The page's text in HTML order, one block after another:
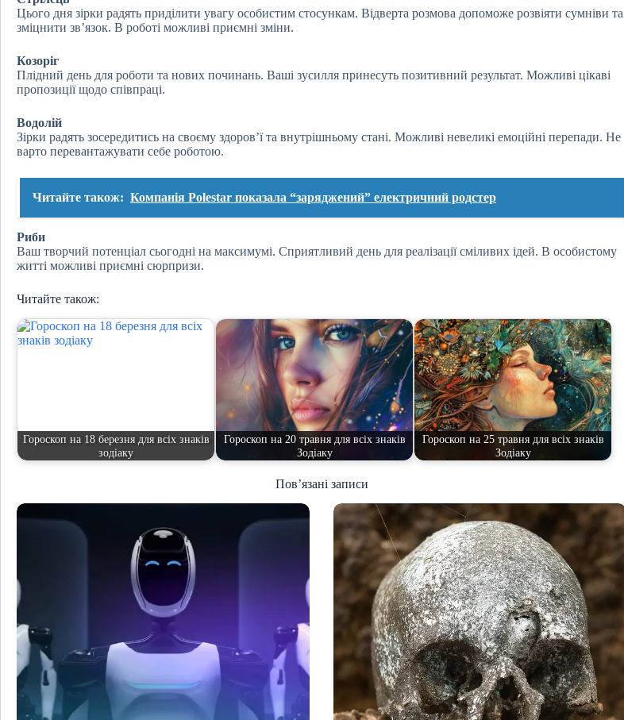
Цього дня зірки радять приділити увагу особистим стосункам. Відверта розмова допоможе розвіяти сумніви та
зміцнити зв’язок. В роботі можливі приємні зміни.
Козоріг
Плідний день для роботи та нових починань. Ваші зусилля принесуть позитивний результат. Можливі цікаві
пропозиції щодо співпраці.
Водолій
Зірки радять зосередитись на своєму здоров’ї та внутрішньому стані. Можливі невеликі емоційні перепади. Не
варто перевантажувати себе роботою.
Читайте також: Компанія Polestar показала “заряджений” електричний родстер
Риби
Ваш творчий потенціал сьогодні на максимумі. Сприятливий день для реалізації сміливих ідей. В особистому
житті можливі приємні сюрпризи.
Читайте також:
Гороскоп на 18 березня для всіх знаків
зодіаку
Гороскоп на 20 травня для всіх знаків
Зодіаку
Гороскоп на 25 травня для всіх знаків
Зодіаку
Пов’язані записи